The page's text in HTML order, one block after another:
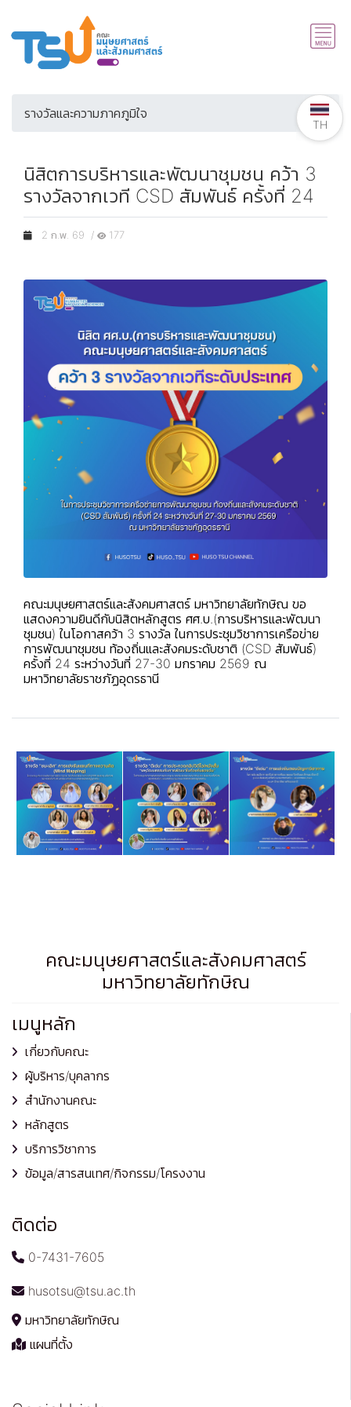
รางวัลและความภาคภูมิใจ
นิสิตการบริหารและพัฒนาชุมชน คว้า 3
รางวัลจากเวที CSD สัมพันธ์ ครั้งที่ 24
2 ก.พ. 69 / 177
คณะมนุษยศาสตร์และสังคมศาสตร์ มหาวิทยาลัยทักษิณ ขอ
แสดงความยินดีกับนิสิตหลักสูตร ศศ.บ.(การบริหารและพัฒนา
ชุมชน) ในโอกาสคว้า 3 รางวัล ในการประชุมวิชาการเครือข่าย
การพัฒนาชุมชน ท้องถิ่นและสังคมระดับชาติ (CSD สัมพันธ์)
ครั้งที่ 24 ระหว่างวันที่ 27-30 มกราคม 2569 ณ
มหาวิทยาลัยราชภัฏอุดรธานี
คณะมนุษยศาสตร์และสังคมศาสตร์
มหาวิทยาลัยทักษิณ
เมนูหลัก
เกี่ยวกับคณะ
ผู้บริหาร/บุคลากร
สำนักงานคณะ
หลักสูตร
บริการวิชาการ
ข้อมูล/สารสนเทศ/กิจกรรม/โครงงาน
ติดต่อ
0-7431-7605
husotsu@tsu.ac.th
มหาวิทยาลัยทักษิณ
แผนที่ตั้ง
TH